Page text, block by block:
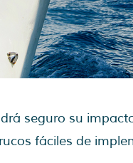
seguro su
fáciles de